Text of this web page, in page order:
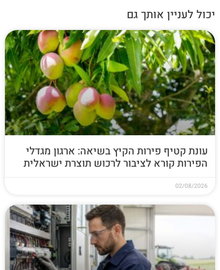
יכול לעניין אותך גם
עונת קטיף פירות הקיץ בשיאה: ארגון מגדלי
הפירות קורא לציבור לרכוש תוצרת ישראלית
02/08/2026